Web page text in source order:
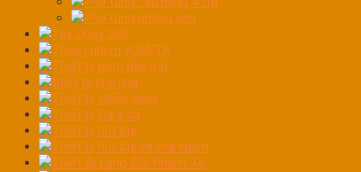
Phụ tùng phòng sơn
Tay Quay 360
Thang nhôm YUMITA
Thiết bị bơm dầu mỡ
thiết bị chà nhá
Thiết bị chiếu sáng
Thiết bị Gara cũ
Thiết bị hút bụi
Thiết bị hút bụi và chà nhám
Thiết Bị Láng Đĩa Phanh Xe